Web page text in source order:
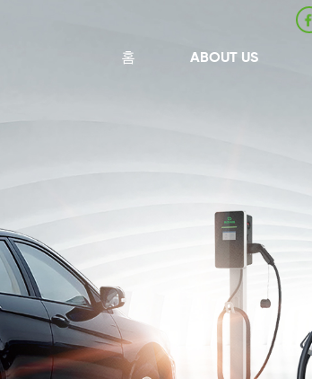
홈 ABOUT US